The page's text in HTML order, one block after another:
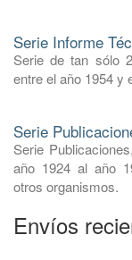
Serie Informe
Serie de tan sólo
entre el año 1954 y
Serie
Serie
año 1924 al año
otros organismos.
Envíos